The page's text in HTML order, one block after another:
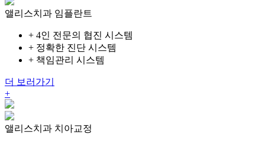
앨리스치과 임플란트
+ 4인 전문의 협진 시스템
+ 정확한 진단 시스템
+ 책임관리 시스템
더 보러가기
+
앨리스치과 치아교정